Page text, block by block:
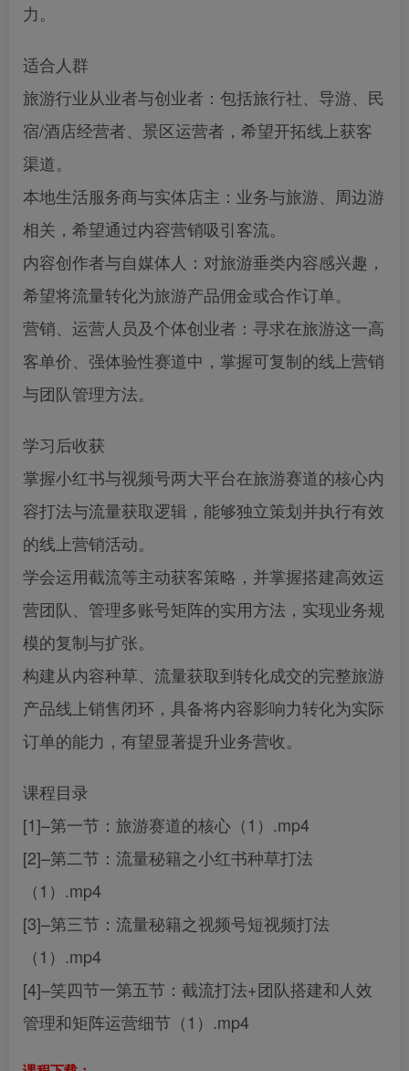
力。
适合人群
旅游行业从业者与创业者：包括旅行社、导游、民
宿/酒店经营者、景区运营者，希望开拓线上获客
渠道。
本地生活服务商与实体店主：业务与旅游、周边游
相关，希望通过内容营销吸引客流。
内容创作者与自媒体人：对旅游垂类内容感兴趣，
希望将流量转化为旅游产品佣金或合作订单。
营销、运营人员及个体创业者：寻求在旅游这一高
客单价、强体验性赛道中，掌握可复制的线上营销
与团队管理方法。
学习后收获
掌握小红书与视频号两大平台在旅游赛道的核心内
容打法与流量获取逻辑，能够独立策划并执行有效
的线上营销活动。
学会运用截流等主动获客策略，并掌握搭建高效运
营团队、管理多账号矩阵的实用方法，实现业务规
模的复制与扩张。
构建从内容种草、流量获取到转化成交的完整旅游
产品线上销售闭环，具备将内容影响力转化为实际
订单的能力，有望显著提升业务营收。
课程目录
[1]–第一节：旅游赛道的核心（1）.mp4
[2]–第二节：流量秘籍之小红书种草打法
（1）.mp4
[3]–第三节：流量秘籍之视频号短视频打法
（1）.mp4
[4]–笑四节一第五节：截流打法+团队搭建和人效
管理和矩阵运营细节（1）.mp4